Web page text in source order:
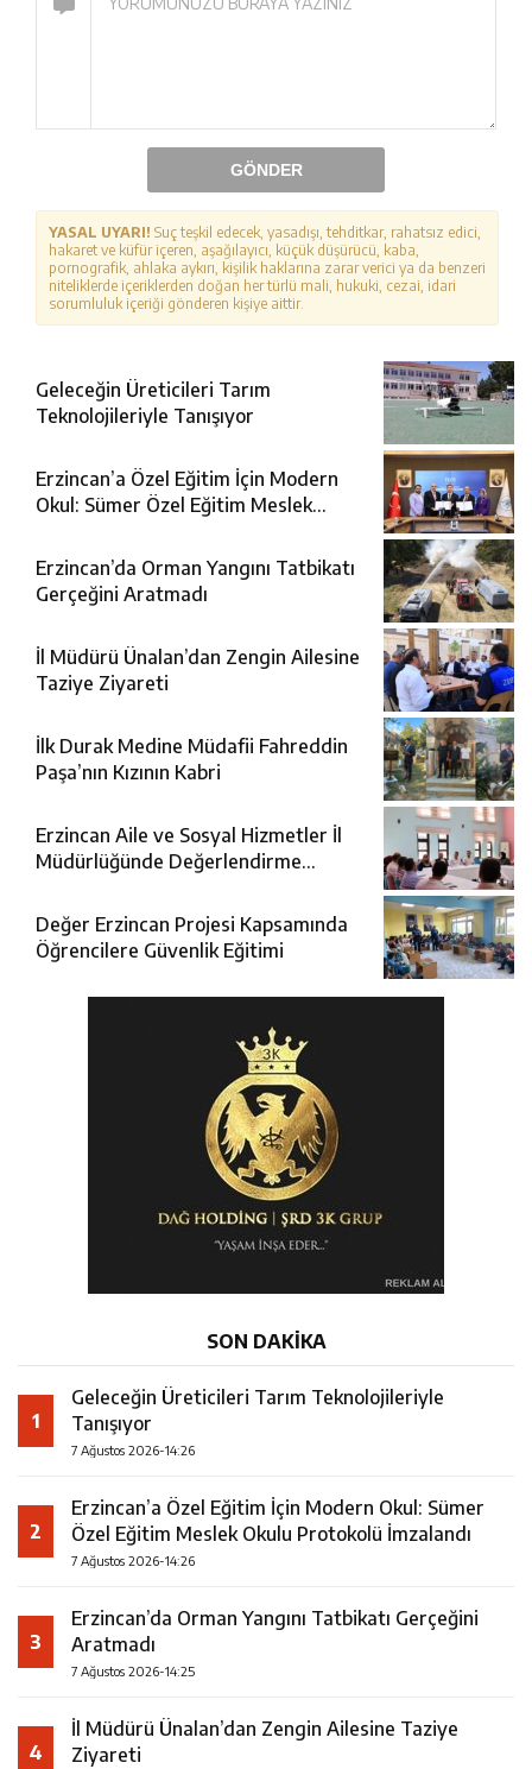
GÖNDER
YASAL UYARI! Suç teşkil edecek, yasadışı, tehditkar, rahatsız edici,
hakaret ve küfür içeren, aşağılayıcı, küçük düşürücü, kaba,
pornografik, ahlaka aykırı, kişilik haklarına zarar verici ya da benzeri
niteliklerde içeriklerden doğan her türlü mali, hukuki, cezai, idari
sorumluluk içeriği gönderen kişiye aittir.
Geleceğin Üreticileri Tarım
Teknolojileriyle Tanışıyor
Erzincan’a Özel Eğitim İçin Modern
Okul: Sümer Özel Eğitim Meslek
Erzincan’da Orman Yangını Tatbikatı
Gerçeğini Aratmadı
İl Müdürü Ünalan’dan Zengin Ailesine
Taziye Ziyareti
İlk Durak Medine Müdafii Fahreddin
Paşa’nın Kızının Kabri
Erzincan Aile ve Sosyal Hizmetler İl
Müdürlüğünde Değerlendirme
Değer Erzincan Projesi Kapsamında
Öğrencilere Güvenlik Eğitimi
SON DAKİKA
1
Geleceğin Üreticileri Tarım Teknolojileriyle
Tanışıyor
7 Ağustos 2026-14:26
2
Erzincan’a Özel Eğitim İçin Modern Okul: Sümer
Özel Eğitim Meslek Okulu Protokolü İmzalandı
7 Ağustos 2026-14:26
3
Erzincan’da Orman Yangını Tatbikatı Gerçeğini
Aratmadı
7 Ağustos 2026-14:25
4
İl Müdürü Ünalan’dan Zengin Ailesine Taziye
Ziyareti